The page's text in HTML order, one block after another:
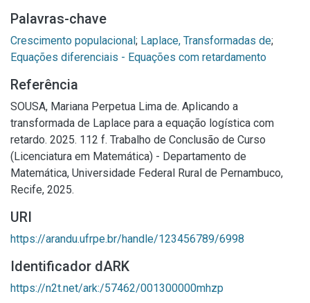
Palavras-chave
Crescimento populacional; Laplace, Transformadas de;
Equações diferenciais - Equações com retardamento
Referência
SOUSA, Mariana Perpetua Lima de. Aplicando a
transformada de Laplace para a equação logística com
retardo. 2025. 112 f. Trabalho de Conclusão de Curso
(Licenciatura em Matemática) - Departamento de
Matemática, Universidade Federal Rural de Pernambuco,
Recife, 2025.
URI
https://arandu.ufrpe.br/handle/123456789/6998
Identificador dARK
https://n2t.net/ark:/57462/001300000mhzp